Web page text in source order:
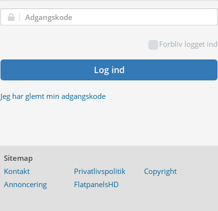
Adgangskode:
Forbliv logget ind
Log ind
Jeg har glemt min adgangskode
Sitemap
Kontakt
Privatlivspolitik
Copyright
Annoncering
FlatpanelsHD